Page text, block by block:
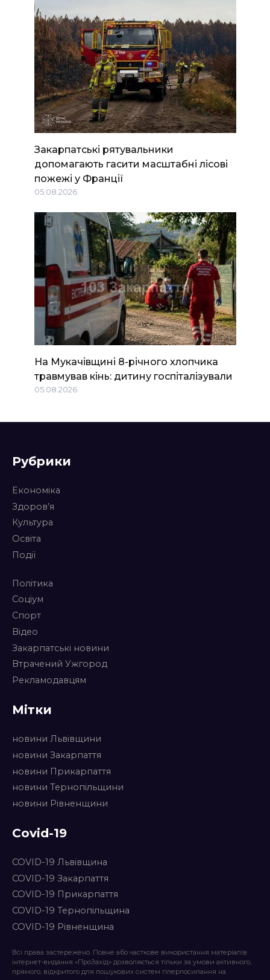
Закарпатські рятувальники
допомагають гасити масштабні лісові
пожежі у Франції
05.08.2026
На Мукачівщині 8-річного хлопчика
травмував кінь: дитину госпіталізували
05.08.2026
Рубрики
Економіка
Здоров’я
Культура
Освіта
Події
Політика
Соціум
Спорт
Відео
Закарпатські новини
Втрачений Ужгород
Рекламодавцям
Мітки
новини Львівщини
новини Закарпаття
новини Прикарпаття
новини Тернопільщини
новини Рівненщини
Covid-19
COVID-19 Львівщина
COVID-19 Закарпаття
COVID-19 Прикарпаття
COVID-19 Тернопільщина
COVID-19 Рівненщина
Всі права застережено. Повне або часткове використання матеріалів
інтернет-видання «ПроЗахід» дозволяється тільки за умови активного,
прямого, відкритого для пошукових систем гіперпосилання на